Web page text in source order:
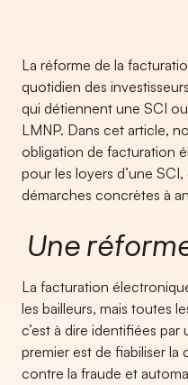
La réforme de la
quotidien des
qui détiennent une SCI
LMNP. Dans cet article,
obligation de facturation
pour les loyers d’une
démarches concrètes à
Une
La facturation
les bailleurs, mais toutes
c’est à dire identifiées
premier est de fiabiliser la
contre la fraude et